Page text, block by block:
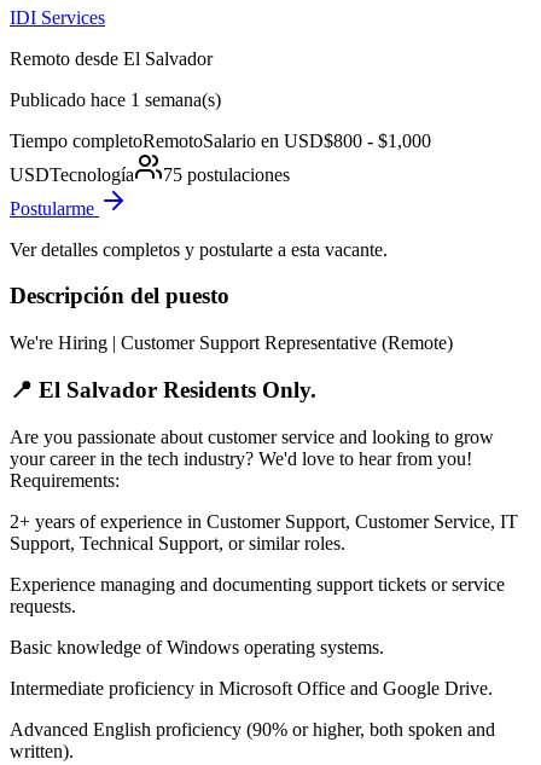
IDI Services
Remoto desde El Salvador
Publicado hace 1 semana(s)
Tiempo completoRemotoSalario en USD$800 - $1,000
USDTecnología 75 postulaciones
Postularme
Ver detalles completos y postularte a esta vacante.
Descripción del puesto
We're Hiring | Customer Support Representative (Remote)
📍 El Salvador Residents Only.
Are you passionate about customer service and looking to grow
your career in the tech industry? We'd love to hear from you!
Requirements:
2+ years of experience in Customer Support, Customer Service, IT
Support, Technical Support, or similar roles.
Experience managing and documenting support tickets or service
requests.
Basic knowledge of Windows operating systems.
Intermediate proficiency in Microsoft Office and Google Drive.
Advanced English proficiency (90% or higher, both spoken and
written).